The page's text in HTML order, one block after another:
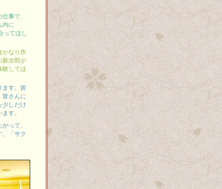
事で、
内に
ってほし
かなり作
新次郎が
験してほ
ます。皆
皆さんに
少しだけ
す。
って、
。「サク